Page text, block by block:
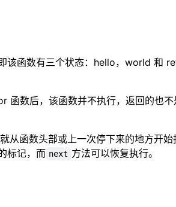
该函数有三个状态：hello，world 和
函数后，该函数并不执行，返回的也不
从函数头部或上一次停下来的地方开
标记，而 next 方法可以恢复执行。